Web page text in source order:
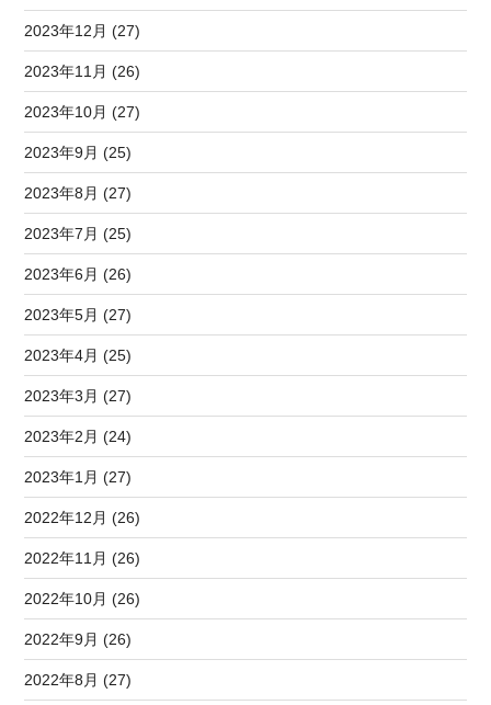
2023年12月 (27)
2023年11月 (26)
2023年10月 (27)
2023年9月 (25)
2023年8月 (27)
2023年7月 (25)
2023年6月 (26)
2023年5月 (27)
2023年4月 (25)
2023年3月 (27)
2023年2月 (24)
2023年1月 (27)
2022年12月 (26)
2022年11月 (26)
2022年10月 (26)
2022年9月 (26)
2022年8月 (27)